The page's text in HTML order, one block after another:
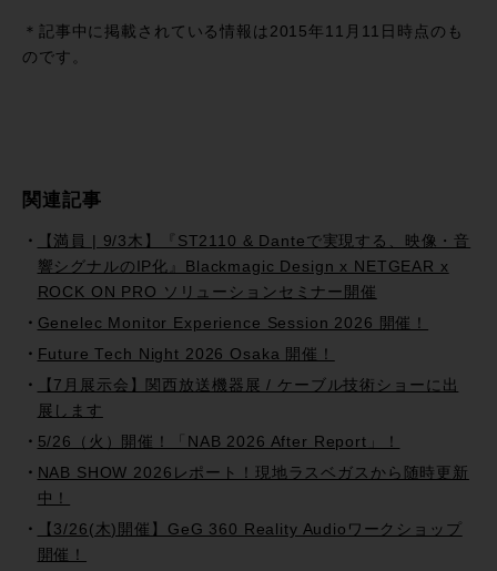
＊記事中に掲載されている情報は2015年11月11日時点のも
のです。
関連記事
【満員 | 9/3木】『ST2110 & Danteで実現する、映像・音
響シグナルのIP化』Blackmagic Design x NETGEAR x
ROCK ON PRO ソリューションセミナー開催
Genelec Monitor Experience Session 2026 開催！
Future Tech Night 2026 Osaka 開催！
【7月展示会】関西放送機器展 / ケーブル技術ショーに出
展します
5/26（火）開催！「NAB 2026 After Report」！
NAB SHOW 2026レポート！現地ラスベガスから随時更新
中！
【3/26(木)開催】GeG 360 Reality Audioワークショップ
開催！